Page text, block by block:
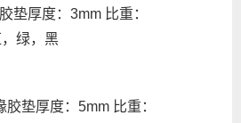
厚度：3mm 比重：
绿，黑
垫厚度：5mm 比重：